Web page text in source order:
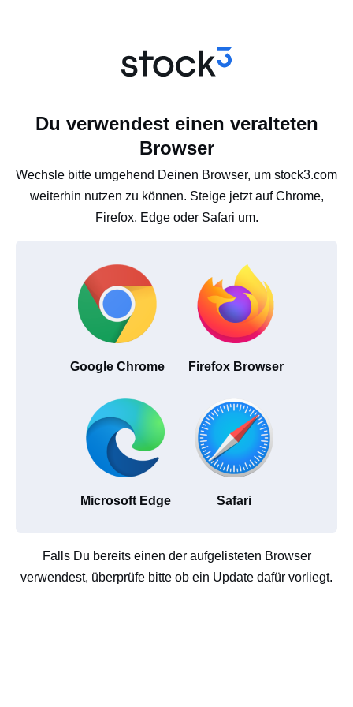
Du verwendest einen veralteten
Browser
Wechsle bitte umgehend Deinen Browser, um stock3.com
weiterhin nutzen zu können. Steige jetzt auf Chrome,
Firefox, Edge oder Safari um.
Google Chrome Firefox Browser
Microsoft Edge Safari
Falls Du bereits einen der aufgelisteten Browser
verwendest, überprüfe bitte ob ein Update dafür vorliegt.